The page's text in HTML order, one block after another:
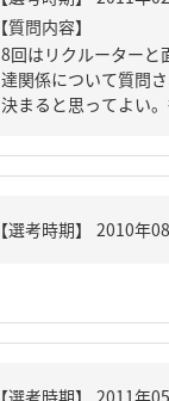
【質問内容】
8回はリクルーターと
達関係について質問
決まると思ってよい